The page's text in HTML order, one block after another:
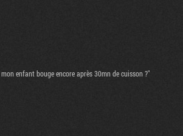
enfant bouge encore après 30mn de cuisson ?"